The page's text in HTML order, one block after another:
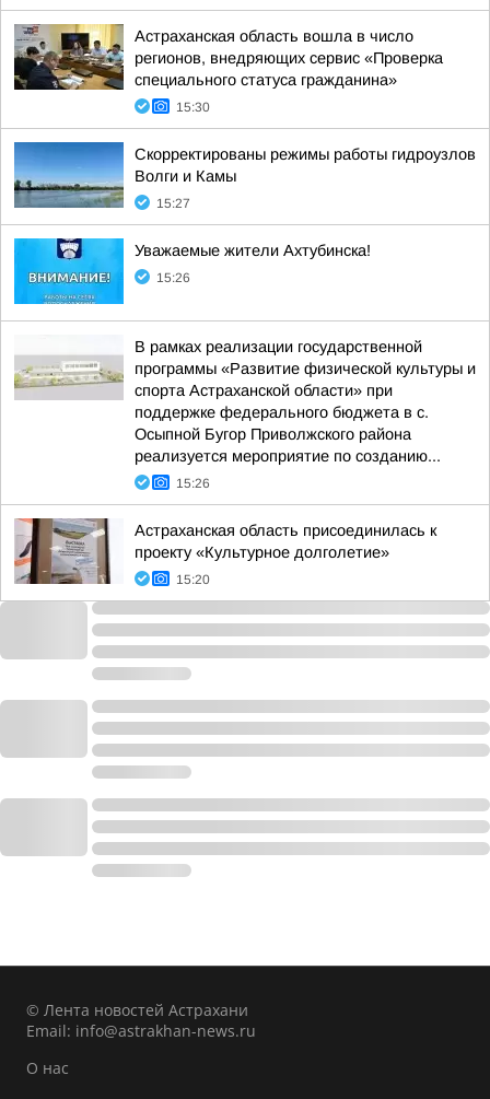
Астраханская область вошла в число
регионов, внедряющих сервис «Проверка
специального статуса гражданина»
15:30
Скорректированы режимы работы гидроузлов
Волги и Камы
15:27
Уважаемые жители Ахтубинска!
15:26
В рамках реализации государственной
программы «Развитие физической культуры и
спорта Астраханской области» при
поддержке федерального бюджета в с.
Осыпной Бугор Приволжского района
реализуется мероприятие по созданию...
15:26
Астраханская область присоединилась к
проекту «Культурное долголетие»
15:20
© Лента новостей Астрахани
Email: info@astrakhan-news.ru
О нас